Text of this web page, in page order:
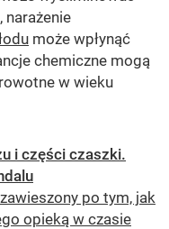
narażenie
może wpłynąć
chemiczne mogą
w wieku
i części czaszki.
po tym, jak
opieką w czasie